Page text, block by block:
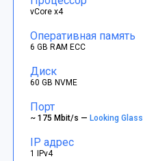
vCore x4
Оперативная память
6 GB RAM ECC
Диск
60 GB NVME
Порт
~ 175 Mbit/s —Looking Glass
IP адрес
1 IPv4